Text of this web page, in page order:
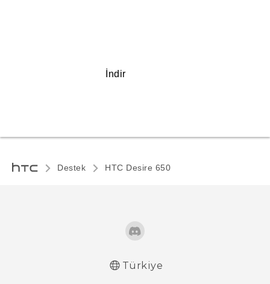
İndir
Destek HTC Desire 650‎
Türkiye